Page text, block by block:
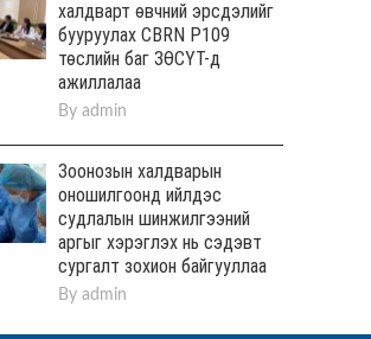
халдварт өвчний эрсдэлийг
бууруулах CBRN P109
төслийн баг ЗӨСҮТ-д
ажиллалаа
By admin
Зоонозын халдварын
оношилгоонд ийлдэс
судлалын шинжилгээний
аргыг хэрэглэх нь сэдэвт
сургалт зохион байгууллаа
By admin